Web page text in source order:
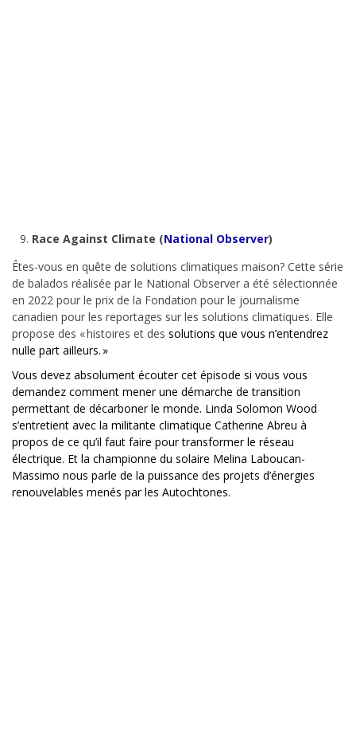
Race Against Climate (National Observer)
Êtes-vous en quête de solutions climatiques maison? Cette série
de balados réalisée par le National Observer a été sélectionnée
en 2022 pour le prix de la Fondation pour le journalisme
canadien pour les reportages sur les solutions climatiques. Elle
propose des « histoires et des solutions que vous n’entendrez
nulle part ailleurs. »
Vous devez absolument écouter cet épisode si vous vous
demandez comment mener une démarche de transition
permettant de décarboner le monde. Linda Solomon Wood
s’entretient avec la militante climatique Catherine Abreu à
propos de ce qu’il faut faire pour transformer le réseau
électrique. Et la championne du solaire Melina Laboucan-
Massimo nous parle de la puissance des projets d’énergies
renouvelables menés par les Autochtones.